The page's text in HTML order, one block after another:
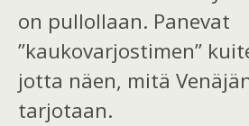
on pullollaan. Panevat
”kaukovarjostimen”
jotta näen, mitä
tarjotaan.